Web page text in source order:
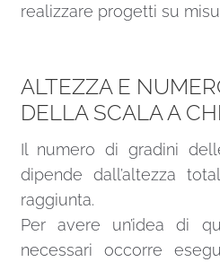
realizzare progetti su
ALTEZZA E
DELLA SCALA A
Il numero di gradini
dipende dall’altezza
raggiunta.
Per avere un’idea di
necessari occorre